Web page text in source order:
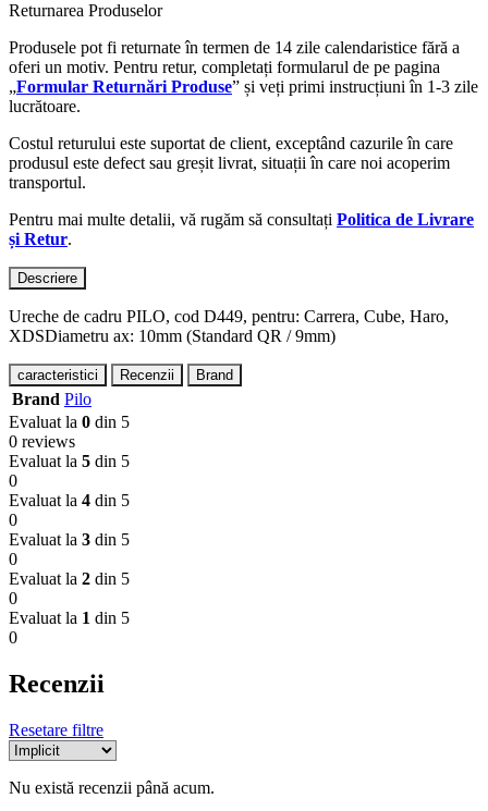
Returnarea Produselor
Produsele pot fi returnate în termen de 14 zile calendaristice fără a
oferi un motiv. Pentru retur, completați formularul de pe pagina
„Formular Returnări Produse” și veți primi instrucțiuni în 1-3 zile
lucrătoare.
Costul returului este suportat de client, exceptând cazurile în care
produsul este defect sau greșit livrat, situații în care noi acoperim
transportul.
Pentru mai multe detalii, vă rugăm să consultați Politica de Livrare
și Retur.
Descriere
Ureche de cadru PILO, cod D449, pentru: Carrera, Cube, Haro,
XDSDiametru ax: 10mm (Standard QR / 9mm)
caracteristici Recenzii Brand
Brand Pilo
Evaluat la 0 din 5
0 reviews
Evaluat la 5 din 5
0
Evaluat la 4 din 5
0
Evaluat la 3 din 5
0
Evaluat la 2 din 5
0
Evaluat la 1 din 5
0
Recenzii
Resetare filtre
Nu există recenzii până acum.